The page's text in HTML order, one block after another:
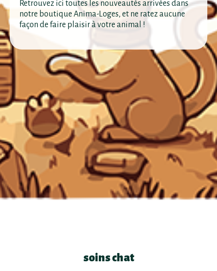
Retrouvez ici toutes les nouveautés arrivées dans
notre boutique Anima-Loges, et ne ratez aucune
façon de faire plaisir à votre animal !
soins chat